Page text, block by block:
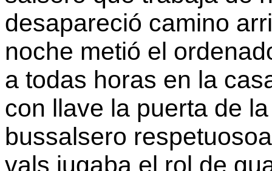
desapareció camino
noche metió el
a todas horas en la
con llave la puerta de
bussalsero
vals jugaba el rol de